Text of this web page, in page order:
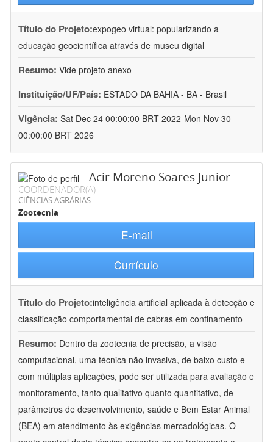
Título do Projeto:expogeo virtual: popularizando a
educação geocientífica através de museu digital
Resumo: Vide projeto anexo
Instituição/UF/País: ESTADO DA BAHIA - BA - Brasil
Vigência: Sat Dec 24 00:00:00 BRT 2022-Mon Nov 30
00:00:00 BRT 2026
Acir Moreno Soares Junior
COORDENADOR(A)
CIÊNCIAS AGRÁRIAS
Zootecnia
E-mail
Currículo
Título do Projeto:inteligência artificial aplicada à detecção e
classificação comportamental de cabras em confinamento
Resumo: Dentro da zootecnia de precisão, a visão
computacional, uma técnica não invasiva, de baixo custo e
com múltiplas aplicações, pode ser utilizada para avaliação e
monitoramento, tanto qualitativo quanto quantitativo, de
parâmetros de desenvolvimento, saúde e Bem Estar Animal
(BEA) em atendimento às exigências mercadológicas. O